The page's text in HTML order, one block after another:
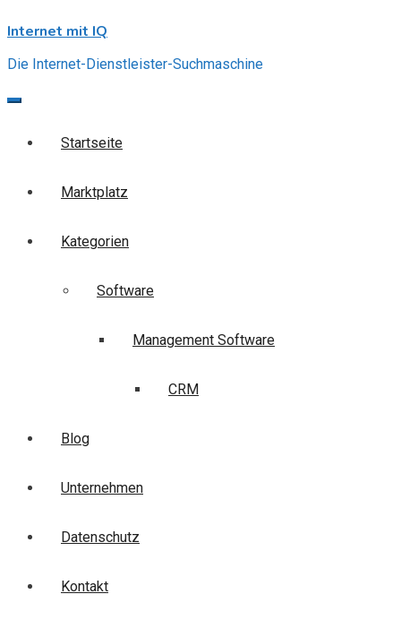
to
Internet mit IQ
Die Internet-Dienstleister-Suchmaschine
Startseite
Marktplatz
Kategorien
Software
Management Software
CRM
Blog
Unternehmen
Datenschutz
Kontakt